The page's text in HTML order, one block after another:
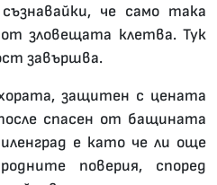
че само така
зловещата клетва. Тук
завършва.
защитен с цената
спасен от бащината
е като че ли още
поверия, според